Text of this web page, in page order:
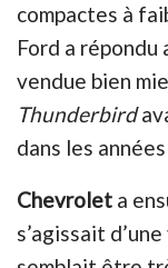
compactes à
Ford a répondu
vendue bien
Thunderbird
dans les
Chevrolet a
s’agissait